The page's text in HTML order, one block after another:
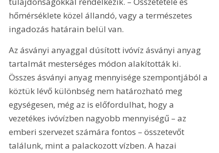
hőmérséklete közel állandó, vagy a természetes
ingadozás határain belül van.
Az ásványi anyaggal dúsított ivóvíz ásványi anyag
tartalmát mesterséges módon alakították ki.
Összes ásványi anyag mennyisége szempontjából a
köztük lévő különbség nem határozható meg
egységesen, még az is előfordulhat, hogy a
vezetékes ivóvízben nagyobb mennyiségű – az
emberi szervezet számára fontos – összetevőt
találunk, mint a palackozott vízben. A hazai